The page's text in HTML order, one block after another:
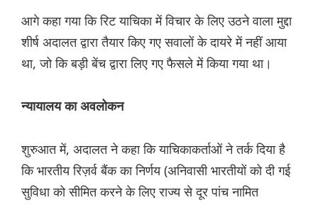
आगे कहा गया कि रिट याचिका में विचार के लिए उठने वाला मुद्दा
शीर्ष अदालत द्वारा तैयार किए गए सवालों के दायरे में नहीं आया
था, जो कि बड़ी बेंच द्वारा लिए गए फैसले में किया गया था।
न्यायालय का अवलोकन
शुरुआत में, अदालत ने कहा कि याचिकाकर्ताओं ने तर्क दिया है
कि भारतीय रिज़र्व बैंक का निर्णय (अनिवासी भारतीयों को दी गई
सुविधा को सीमित करने के लिए राज्य से दूर पांच नामित